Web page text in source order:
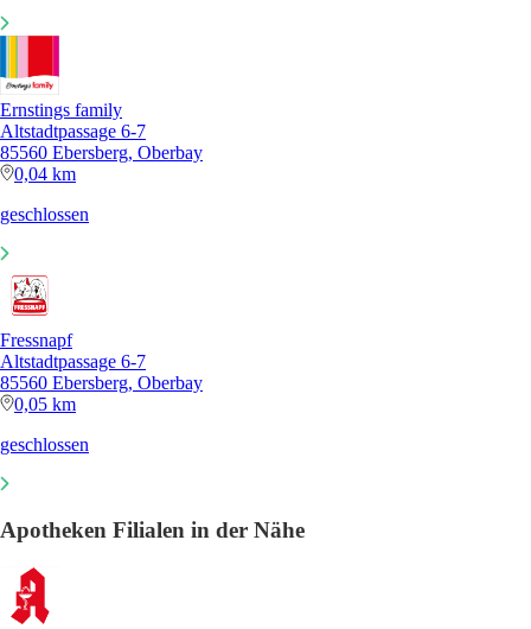
Ernstings family
Altstadtpassage 6-7
85560 Ebersberg, Oberbay
0,04 km
geschlossen
Fressnapf
Altstadtpassage 6-7
85560 Ebersberg, Oberbay
0,05 km
geschlossen
Apotheken Filialen in der Nähe